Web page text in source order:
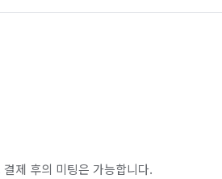
제 후의 미팅은 가능합니다.